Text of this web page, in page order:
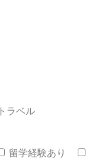
トラベル
留学経験あり